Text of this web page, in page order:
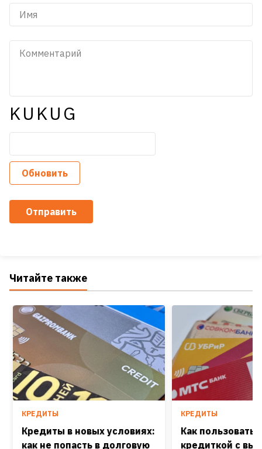
KUKUG
Обновить
Отправить
Читайте также
КРЕДИТЫ
Кредиты в новых условиях:
как не попасть в долговую
КРЕДИТЫ
Как
кредиткой с